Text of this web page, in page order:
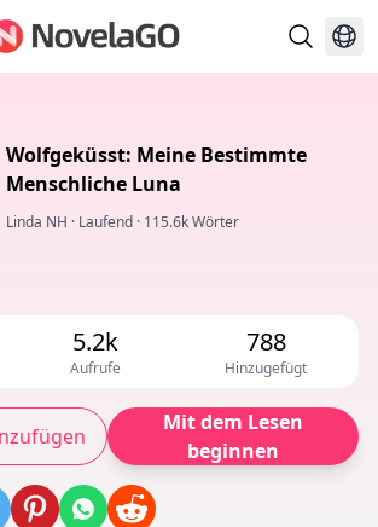
Wolfgeküsst: Meine Bestimmte
Menschliche Luna
Linda NH · Laufend · 115.6k Wörter
5.2k
Aufrufe
788
Hinzugefügt
Mit dem Lesen
beginnen